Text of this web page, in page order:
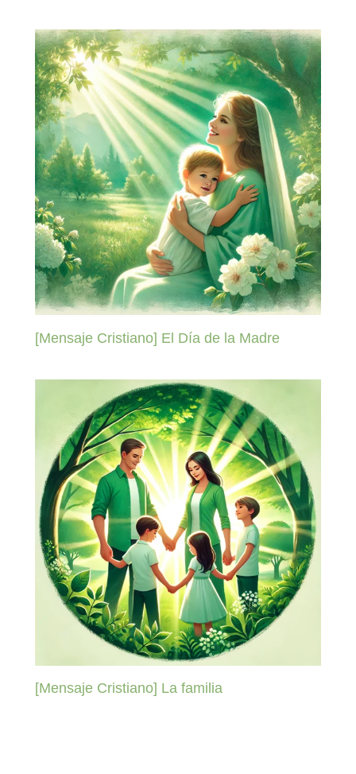
[Mensaje Cristiano] El Día de la Madre
[Mensaje Cristiano] La familia